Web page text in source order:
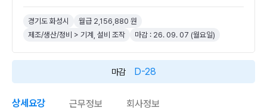
경기도 화성시
월급 2,156,880 원
제조/생산/정비 > 기계, 설비 조작
마감 : 26. 09. 07 (월요일)
마감 D-28
상세요강 근무정보 회사정보